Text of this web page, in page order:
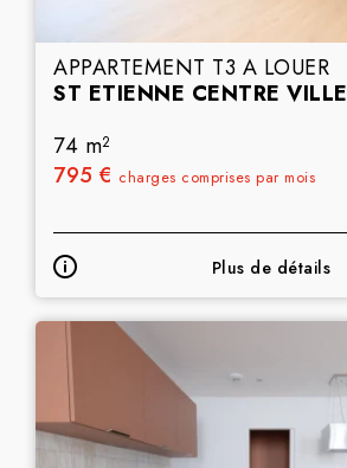
APPARTEMENT T3 A LOUER
ST ETIENNE CENTRE VILLE
74 m2
795 € charges comprises par mois
Plus de détails